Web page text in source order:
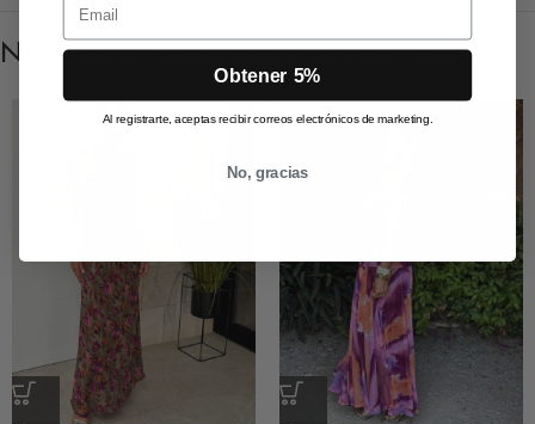
Nuestras clientas también han visto
Obtener 5%
Al registrarte, aceptas recibir correos electrónicos de marketing.
No, gracias